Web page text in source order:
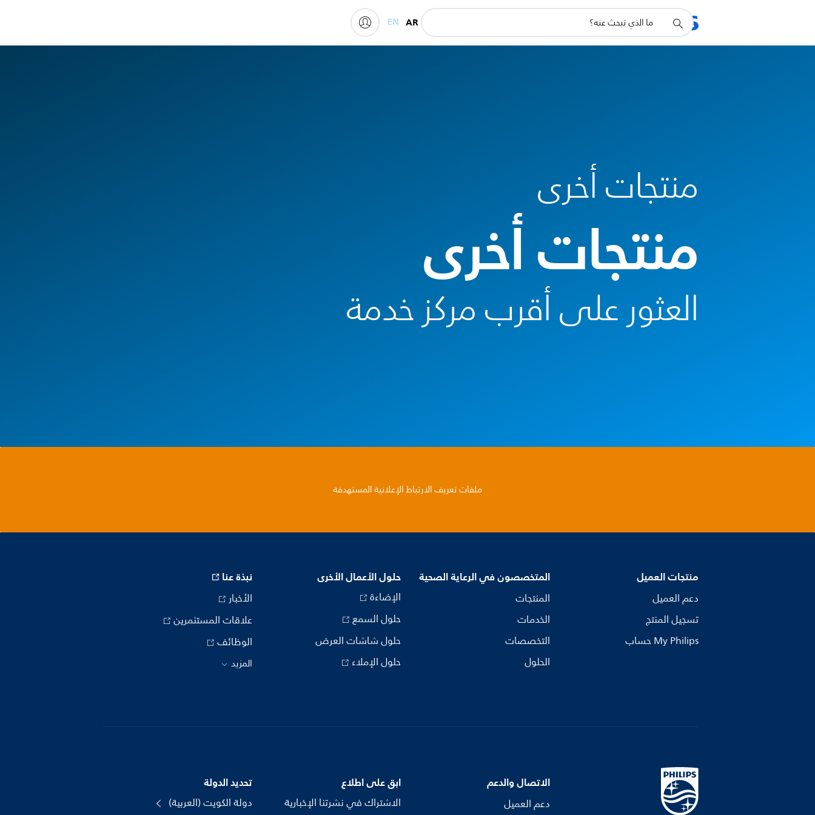
المنتجات
أيقونة
دعم
AR
EN
منتجات أخرى
منتجات أخرى
العثور على أقرب مركز خدمة
ملفات تعريف الارتباط الإعلانية المستهدفة
منتجات العميل
دعم العميل
تسجيل المنتج
My Philips حساب
المتخصصون في الرعاية الصحية
المنتجات
الخدمات
التخصصات
الحلول
حلول الأعمال الأخرى
الإضاءة
حلول السمع
حلول شاشات العرض
حلول الإملاء
نبذة عنا
الأخبار
علاقات المستثمرين
الوظائف
المزيد
الاتصال والدعم
دعم العميل
ابق على اطلاع
الاشتراك في نشرتنا الإخبارية
تحديد الدولة
دولة الكويت (العربية)